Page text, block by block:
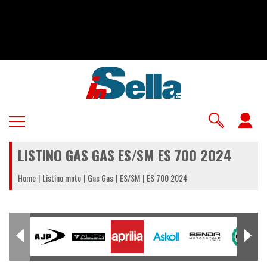
LISTINO GAS GAS ES/SM ES 700 2024
Home Listino moto Gas Gas ES/SM ES 700 2024